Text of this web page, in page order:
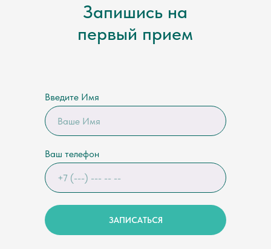
Запишись на
первый прием
Введите Имя
Ваш телефон
ЗАПИСАТЬСЯ